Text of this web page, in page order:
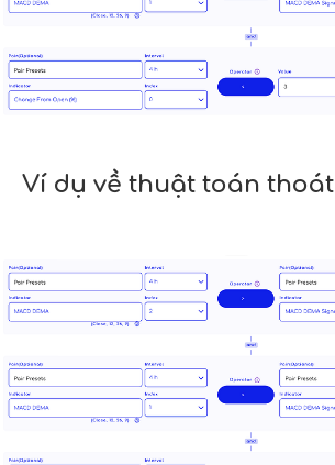
Ví dụ về thuật toán thoát